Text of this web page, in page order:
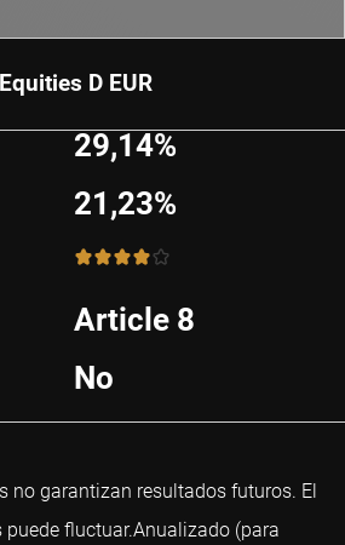
D EUR
29,14%
21,23%
4 / 5
Article 8
No
no garantizan resultados futuros. El
fluctuar.Anualizado (para